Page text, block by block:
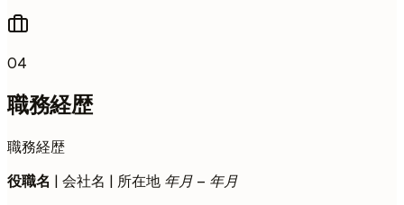
04
職務経歴
職務経歴
役職名 | 会社名 | 所在地 年月 – 年月